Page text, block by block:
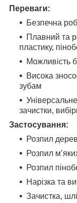
Переваги:
Безпечна
Плавний та
пластику,
Можливість
Висока
зубам
зачистки,
Застосування:
Розпил
Розпил
Розпил
Нарізка та
Зачистка,